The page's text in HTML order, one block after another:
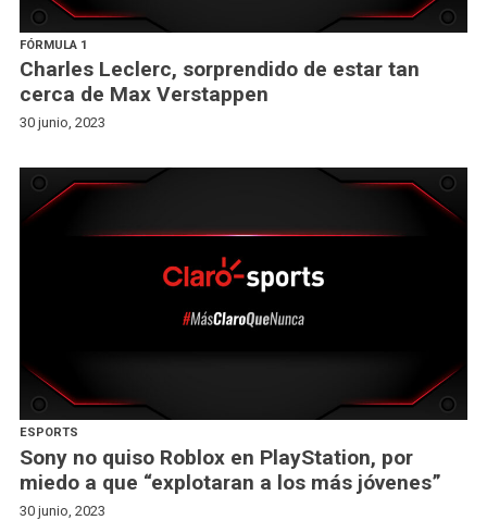
FÓRMULA 1
Charles Leclerc, sorprendido de estar tan
cerca de Max Verstappen
30 junio, 2023
ESPORTS
Sony no quiso Roblox en PlayStation, por
miedo a que “explotaran a los más jóvenes”
30 junio, 2023